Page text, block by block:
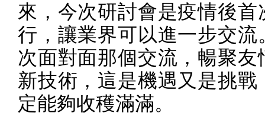
來，今次研討會是疫情後首
行，讓業界可以進一步交流
次面對面那個交流，暢聚友
新技術，這是機遇又是挑戰
定能夠收穫滿滿。